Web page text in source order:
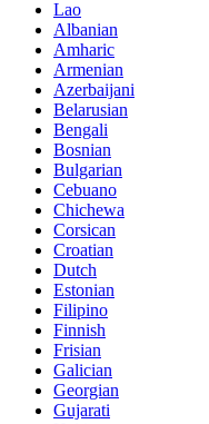
Lao
Albanian
Amharic
Armenian
Azerbaijani
Belarusian
Bengali
Bosnian
Bulgarian
Cebuano
Chichewa
Corsican
Croatian
Dutch
Estonian
Filipino
Finnish
Frisian
Galician
Georgian
Gujarati